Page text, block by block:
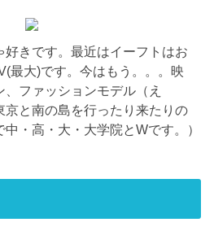
きです。最近はイーフトはお
最大)です。今はもう。。。映
ファッションモデル（え
京と南の島を行ったり来たりの
・高・大・大学院とWです。）